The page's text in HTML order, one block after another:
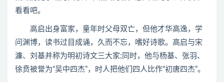
看看吧。
高启出身富家，童年时父母双亡，但他才华高逸，学
问渊博，读书过目成诵，久而不忘，嗜好诗歌。高启与宋
濂、刘基并称为明初诗文三大家;同时，他与杨基、张羽、
徐贲被誉为“吴中四杰”，时人把他们四人比作“初唐四杰”。